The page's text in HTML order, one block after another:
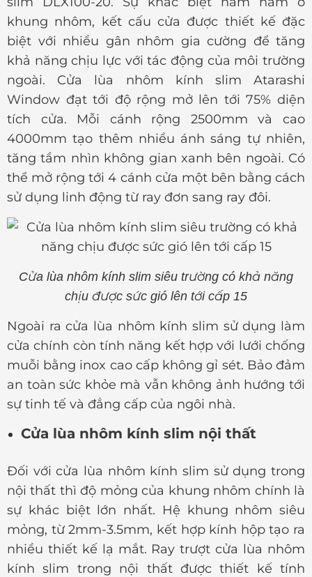
khung nhôm, kết cấu cửa được thiết kế đặc
biệt với nhiều gân nhôm gia cường để tăng
khả năng chịu lực với tác động của môi trường
ngoài. Cửa lùa nhôm kính slim Atarashi
Window đạt tới độ rộng mở lên tới 75% diện
tích cửa. Mỗi cánh rộng 2500mm và cao
4000mm tạo thêm nhiều ánh sáng tự nhiên,
tăng tầm nhìn không gian xanh bên ngoài. Có
thể mở rộng tới 4 cánh cửa một bên bằng cách
sử dụng linh động từ ray đơn sang ray đôi.
Cửa lùa nhôm kính slim siêu trường có khả năng
chịu được sức gió lên tới cấp 15
Ngoài ra cửa lùa nhôm kính slim sử dụng làm
cửa chính còn tính năng kết hợp với lưới chống
muỗi bằng inox cao cấp không gỉ sét. Bảo đảm
an toàn sức khỏe mà vẫn không ảnh hướng tới
sự tinh tế và đẳng cấp của ngôi nhà.
Cửa lùa nhôm kính slim nội thất
Đối với cửa lùa nhôm kính slim sử dụng trong
nội thất thì độ mỏng của khung nhôm chính là
sự khác biệt lớn nhất. Hệ khung nhôm siêu
mỏng, từ 2mm-3.5mm, kết hợp kính hộp tạo ra
nhiều thiết kế lạ mắt. Ray trượt cửa lùa nhôm
kính slim trong nội thất được thiết kế tính